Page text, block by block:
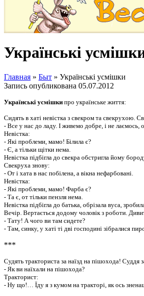
Українські
Главная » Быт » Українські усмішки
Запись опубликована 05.07.2012
Українські усмішки про українське життя:
Сидять в хаті невістка з свекром та свекрухою.
- Все у нас до ладу. І живемо добре, і не лаємось,
Невістка:
- Які проблеми, мамо! Білила є?
- Є, а тільки щітки нема.
Невістка підбігла до свекра обстригла йому
Свекруха знову:
- От і хата в нас побілена, а вікна нефарбовані.
Невістка:
- Які проблеми, мамо! Фарба є?
- Та є, от тільки пензля нема.
Невістка підбігла до батька, обрізала вуса,
Вечір. Вертається додому чоловік з роботи.
- Тату! А чого ви там сидете?
- Там, синку, у хаті ті дві господині зібралися
***
Судять тракториста за наїзд на пішохода! Суддя
- Як ви наїхали на пішохода?
Тракторист:
- Ну що!… Їду я з кумом на тракторі, як ось